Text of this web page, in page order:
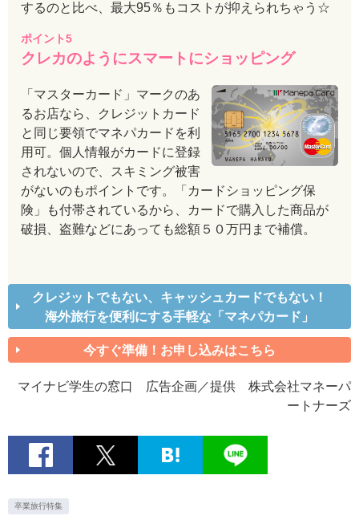
するのと比べ、最大95％もコストが抑えられちゃう☆
ポイント5
クレカのようにスマートにショッピング
「マスターカード」マークのあ
るお店なら、クレジットカード
と同じ要領でマネパカードを利
用可。個人情報がカードに登録
されないので、スキミング被害
がないのもポイントです。「カードショッピング保
険」も付帯されているから、カードで購入した商品が
破損、盗難などにあっても総額５０万円まで補償。
クレジットでもない、キャッシュカードでもない！
海外旅行を便利にする手軽な「マネパカード」
今すぐ準備！お申し込みはこちら
マイナビ学生の窓口 広告企画／提供 株式会社マネーパ
ートナーズ
卒業旅行特集